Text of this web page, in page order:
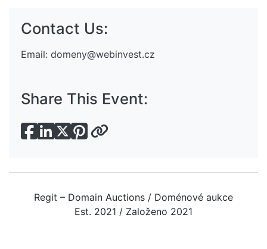
Contact Us:
Email: domeny@webinvest.cz
Share This Event:
Regit – Domain Auctions / Doménové aukce
Est. 2021 / Založeno 2021